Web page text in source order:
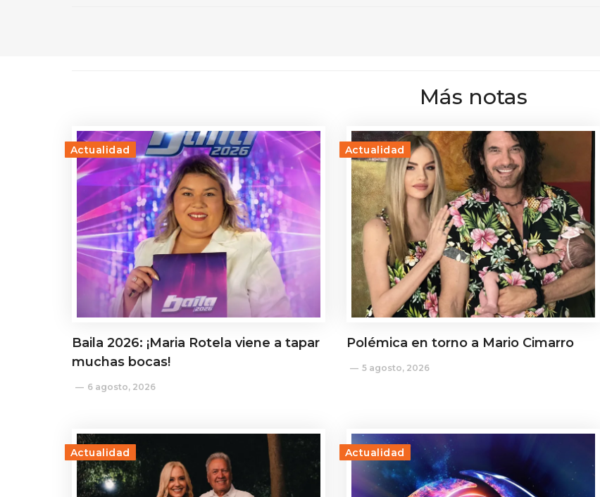
Más notas
Actualidad
Baila 2026: ¡Maria Rotela viene a tapar
muchas bocas!
6 agosto, 2026
Actualidad
Polémica en torno a Mario Cimarro
5 agosto, 2026
Actualidad Actualidad